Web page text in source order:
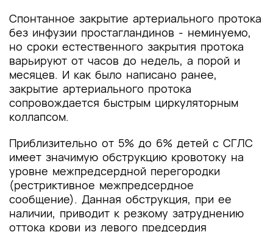
Спонтанное закрытие артериального протока
без инфузии простагландинов - неминуемо,
но сроки естественного закрытия протока
варьируют от часов до недель, а порой и
месяцев. И как было написано ранее,
закрытие артериального протока
сопровождается быстрым циркуляторным
коллапсом.
Приблизительно от 5% до 6% детей с СГЛС
имеет значимую обструкцию кровотоку на
уровне межпредсердной перегородки
(рестриктивное межпредсердное
сообщение). Данная обструкция, при ее
наличии, приводит к резкому затруднению
оттока крови из левого предсердия